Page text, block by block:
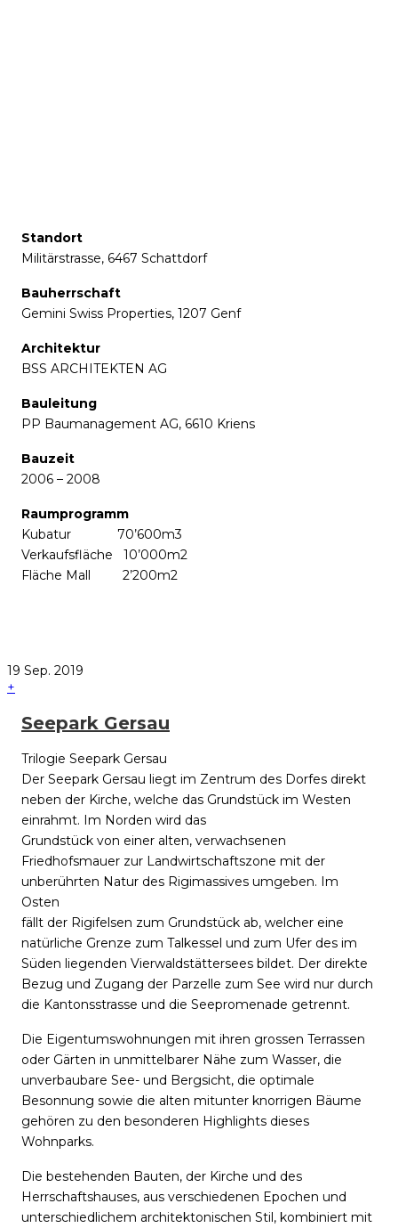
Standort
Militärstrasse, 6467 Schattdorf
Bauherrschaft
Gemini Swiss Properties, 1207 Genf
Architektur
BSS ARCHITEKTEN AG
Bauleitung
PP Baumanagement AG, 6610 Kriens
Bauzeit
2006 – 2008
Raumprogramm
Kubatur 70’600m3
Verkaufsfläche 10’000m2
Fläche Mall 2’200m2
19 Sep. 2019
+
Seepark Gersau
Trilogie Seepark Gersau
Der Seepark Gersau liegt im Zentrum des Dorfes direkt
neben der Kirche, welche das Grundstück im Westen
einrahmt. Im Norden wird das
Grundstück von einer alten, verwachsenen
Friedhofsmauer zur Landwirtschaftszone mit der
unberührten Natur des Rigimassives umgeben. Im
Osten
fällt der Rigifelsen zum Grundstück ab, welcher eine
natürliche Grenze zum Talkessel und zum Ufer des im
Süden liegenden Vierwaldstättersees bildet. Der direkte
Bezug und Zugang der Parzelle zum See wird nur durch
die Kantonsstrasse und die Seepromenade getrennt.
Die Eigentumswohnungen mit ihren grossen Terrassen
oder Gärten in unmittelbarer Nähe zum Wasser, die
unverbaubare See- und Bergsicht, die optimale
Besonnung sowie die alten mitunter knorrigen Bäume
gehören zu den besonderen Highlights dieses
Wohnparks.
Die bestehenden Bauten, der Kirche und des
Herrschaftshauses, aus verschiedenen Epochen und
unterschiedlichem architektonischen Stil, kombiniert mit